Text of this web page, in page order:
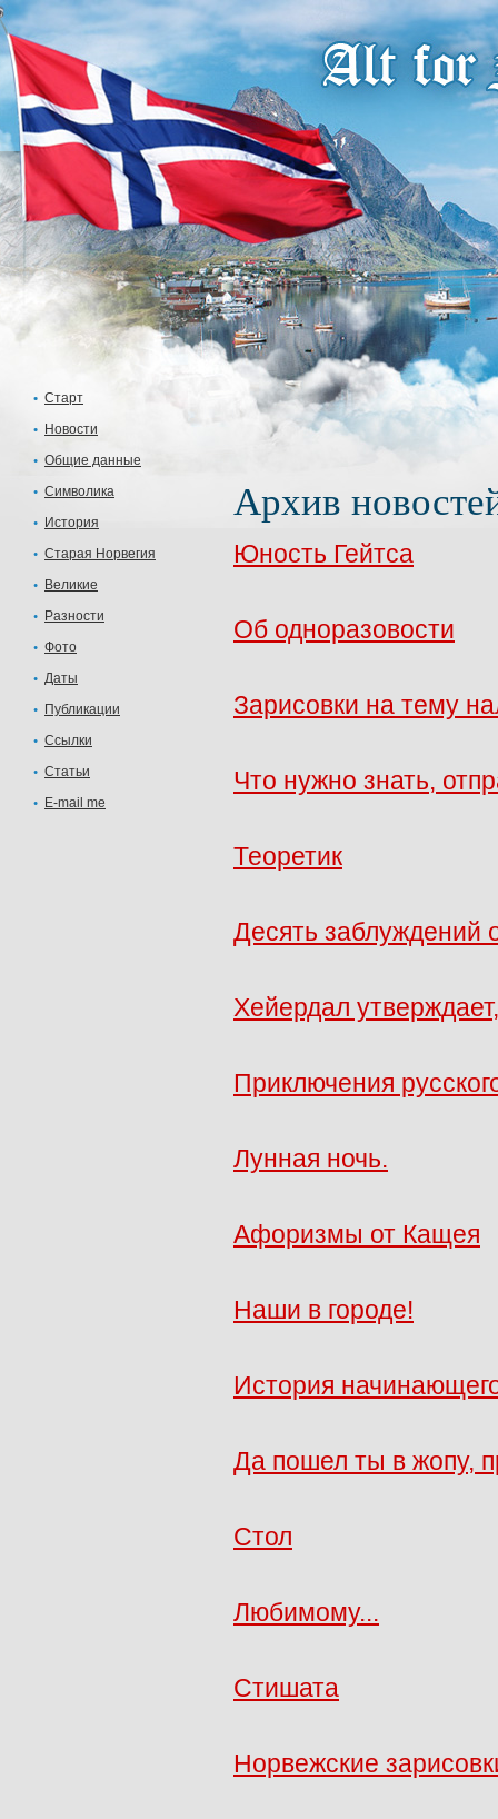
Старт
Новости
Общие данные
Символика
История
Старая Норвегия
Великие
Разности
Фото
Даты
Публикации
Ссылки
Статьи
E-mail me
Архив
Юность Гейтса
Об одноразовости
Зарисовки на тему
Что нужно знать,
Теоретик
Десять заблуждений
Хейердал
Приключения
Лунная ночь.
Афоризмы от Кащея
Наши в городе!
История
Да пошел ты в жопу,
Стол
Любимому...
Стишата
Норвежские